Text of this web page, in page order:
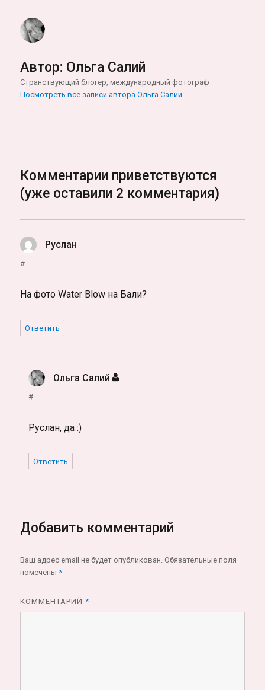
Автор: Ольга Салий
Странствующий блогер, международный фотограф
Посмотреть все записи автора Ольга Салий
Комментарии приветствуются
(уже оставили 2 комментария)
Руслан
#
На фото Water Blow на Бали?
Ответить
Ольга Салий :
#
Руслан, да :)
Ответить
Добавить комментарий
Ваш адрес email не будет опубликован. Обязательные поля
помечены*
КОММЕНТАРИЙ*